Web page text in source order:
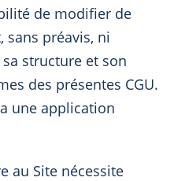
de modifier de
préavis, ni
sa structure et son
des présentes CGU.
une application
au Site nécessite